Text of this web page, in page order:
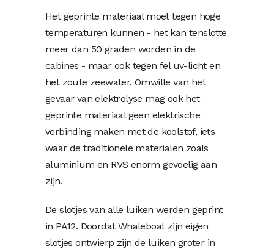
Het geprinte materiaal moet tegen hoge
temperaturen kunnen - het kan tenslotte
meer dan 50 graden worden in de
cabines - maar ook tegen fel uv-licht en
het zoute zeewater. Omwille van het
gevaar van elektrolyse mag ook het
geprinte materiaal geen elektrische
verbinding maken met de koolstof, iets
waar de traditionele materialen zoals
aluminium en RVS enorm gevoelig aan
zijn.
De slotjes van alle luiken werden geprint
in PA12. Doordat Whaleboat zijn eigen
slotjes ontwierp zijn de luiken groter in